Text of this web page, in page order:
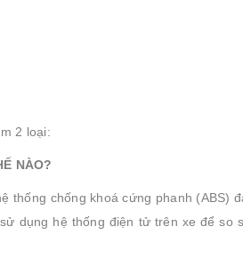
2 loại:
NÀO?
thống chống khoá cứng phanh (ABS)
dụng hệ thống điện tử trên xe để so